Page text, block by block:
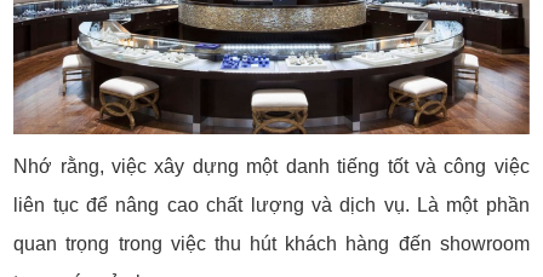
Nhớ rằng, việc xây dựng một danh tiếng tốt và công việc
liên tục để nâng cao chất lượng và dịch vụ. Là một phần
quan trọng trong việc thu hút khách hàng đến showroom